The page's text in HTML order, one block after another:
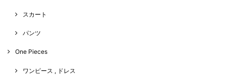
スカート
パンツ
One Pieces
ワンピース , ドレス